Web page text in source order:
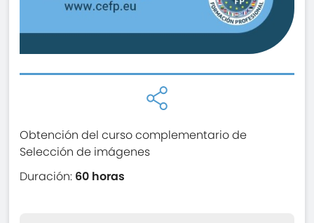
Obtención del curso complementario de
Selección de imágenes
Duración: 60 horas